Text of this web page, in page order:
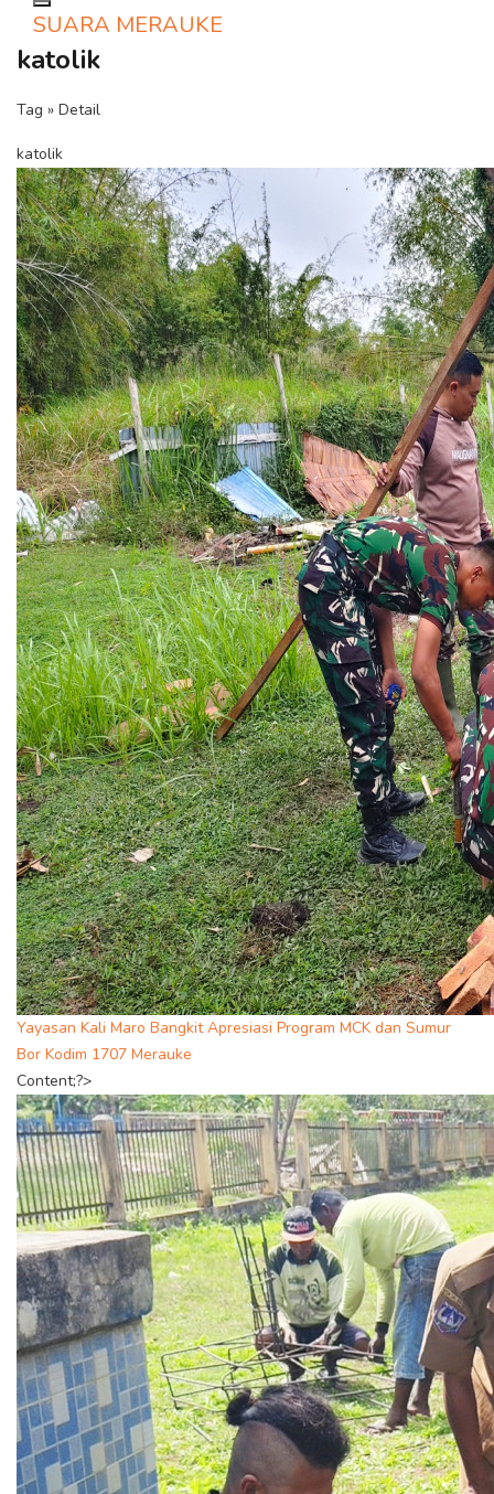
Toggle navigation
SUARA MERAUKE
katolik
Tag » Detail
katolik
Yayasan Kali Maro Bangkit Apresiasi Program MCK dan Sumur
Bor Kodim 1707 Merauke
Content;?>